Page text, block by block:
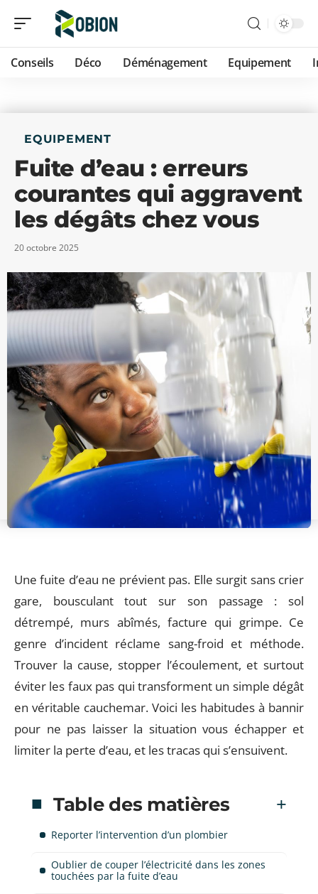
Conseils Déco Déménagement Equipement
EQUIPEMENT
Fuite d’eau : erreurs
courantes qui aggravent
les dégâts chez vous
20 octobre 2025
Une fuite d’eau ne prévient pas. Elle surgit sans crier
gare, bousculant tout sur son passage : sol
détrempé, murs abîmés, facture qui grimpe. Ce
genre d’incident réclame sang-froid et méthode.
Trouver la cause, stopper l’écoulement, et surtout
éviter les faux pas qui transforment un simple dégât
en véritable cauchemar. Voici les habitudes à bannir
pour ne pas laisser la situation vous échapper et
limiter la perte d’eau, et les tracas qui s’ensuivent.
Table des matières
Reporter l’intervention d’un plombier
Oublier de couper l’électricité dans les zones
touchées par la fuite d’eau